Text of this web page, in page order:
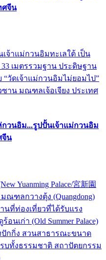
ศจีน
จ้าแม่กวนอิมทะเลใต้ เป็น
เมตรรวมฐาน ประดิษฐาน
วัดเจ้าแม่กวนอิมไม่ยอมไป”
าน มณฑลเจ้อเจียง ประเทศ
กวนอิม...รูปปั้นเจ้าแม่กวนอิม
จีน
Yuanming Palace/宮新園
มณฑลกวางตุ้ง (Quangdong)
นที่ท่องเที่ยวที่ได้รับแรง
นเก่า (Old Summer Palace)
กกิ่ง สวนสาธารณะขนาด
บทั้งธรรมชาติ สถาปัตยกรรม